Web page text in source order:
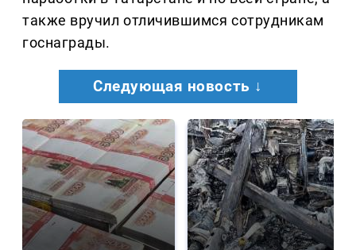
также вручил отличившимся сотрудникам
госнаграды.
Следующая новость ↓